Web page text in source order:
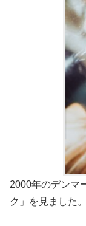
2000年のデンマ
ク」を 見ました。